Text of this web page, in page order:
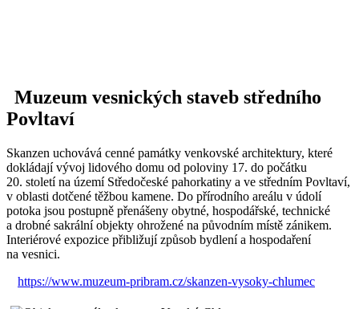
Muzeum vesnických staveb středního
Povltaví
Skanzen uchovává cenné památky venkovské architektury, které
dokládají vývoj lidového domu od poloviny 17. do počátku
20. století na území Středočeské pahorkatiny a ve středním Povltaví,
v oblasti dotčené těžbou kamene. Do přírodního areálu v údolí
potoka jsou postupně přenášeny obytné, hospodářské, technické
a drobné sakrální objekty ohrožené na původním místě zánikem.
Interiérové expozice přibližují způsob bydlení a hospodaření
na vesnici.
https://www.muzeum-pribram.cz/skanzen-vysoky-chlumec